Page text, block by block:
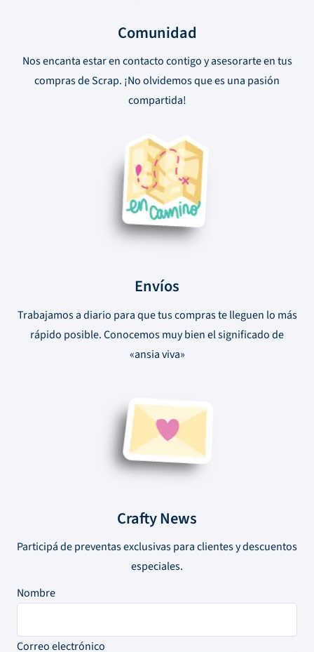
Comunidad
Nos encanta estar en contacto contigo y asesorarte en tus
compras de Scrap. ¡No olvidemos que es una pasión
compartida!
Envíos
Trabajamos a diario para que tus compras te lleguen lo más
rápido posible. Conocemos muy bien el significado de
«ansia viva»
Crafty News
Participá de preventas exclusivas para clientes y descuentos
especiales.
Nombre
Correo electrónico